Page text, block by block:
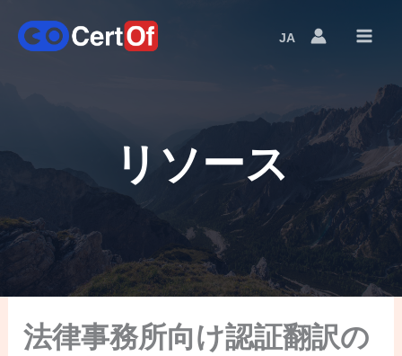
JALanguage
リソース
法律事務所向け認証翻訳の